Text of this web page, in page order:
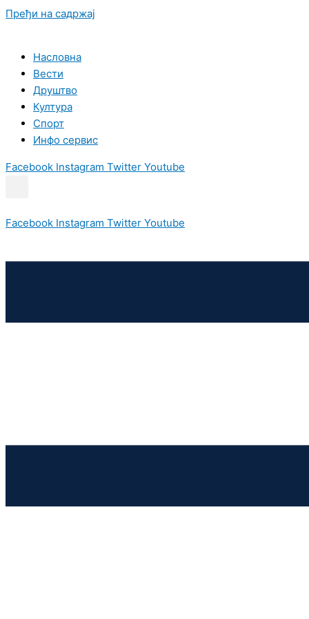
Пређи на садржај
Насловна
Вести
Друштво
Култура
Спорт
Инфо сервис
Facebook Instagram Twitter Youtube
Facebook Instagram Twitter Youtube